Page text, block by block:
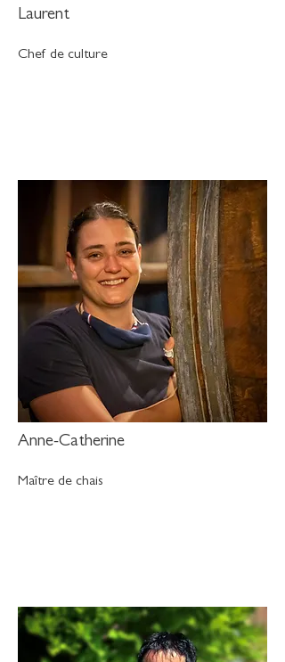
Laurent
Chef de culture
Anne-Catherine
Maître de chais